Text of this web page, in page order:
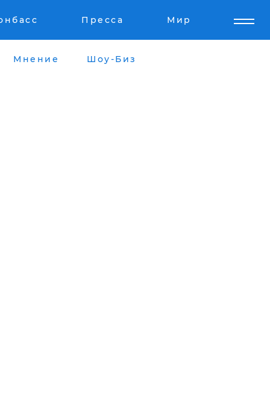
Пресса Мир
Мнение Шоу-Биз